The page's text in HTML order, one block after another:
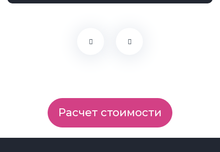
Расчет стоимости